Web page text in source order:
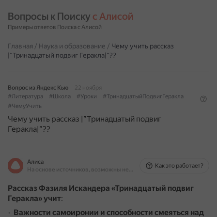
Вопросы к Поиску с Алисой
Примеры ответов Поиска с Алисой
Главная / Наука и образование / Чему учить рассказ
|”Тринадцатый подвиг Геракла|”??
Вопрос из Яндекс Кью
22 ноября
#Литература
#Школа #Уроки
#ТринадцатыйПодвигГеракла
#ЧемуУчить
Чему учить рассказ |”Тринадцатый подвиг
Геракла|”??
Алиса
На основе источников, возможны неточности
Как это работает?
Рассказ Фазиля Искандера «Тринадцатый подвиг
Геракла» учит:
Важности самоиронии и способности смеяться над